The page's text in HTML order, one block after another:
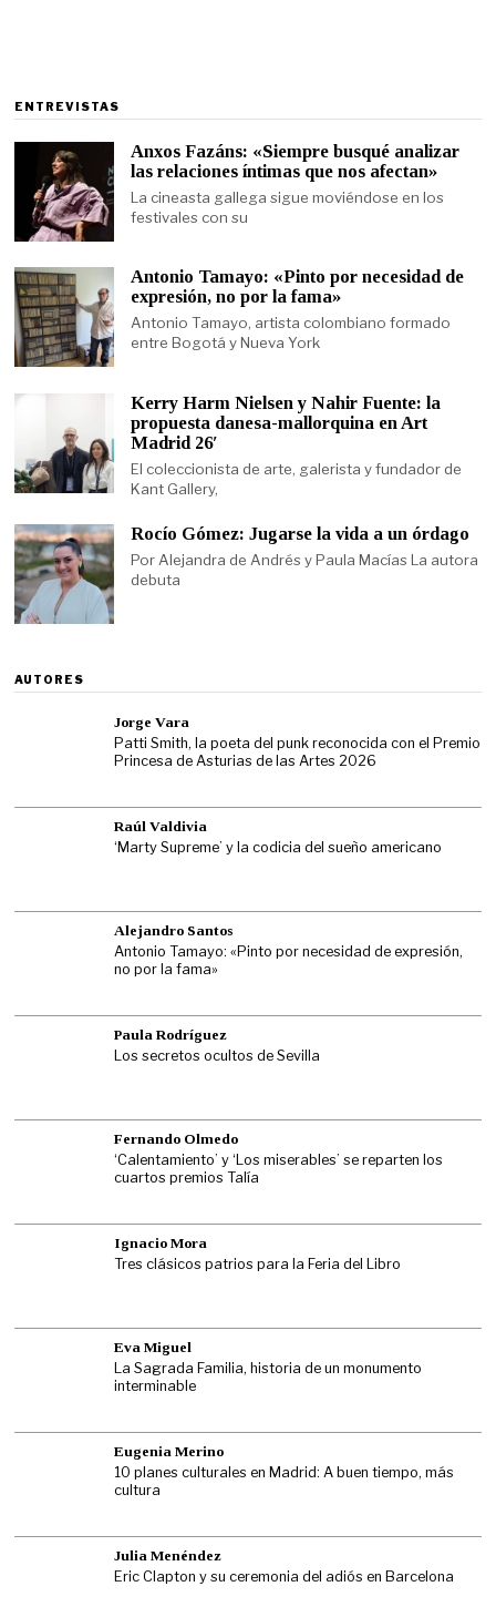
ENTREVISTAS
Anxos Fazáns: «Siempre busqué analizar
las relaciones íntimas que nos afectan»
La cineasta gallega sigue moviéndose en los
festivales con su
Antonio Tamayo: «Pinto por necesidad de
expresión, no por la fama»
Antonio Tamayo, artista colombiano formado
entre Bogotá y Nueva York
Kerry Harm Nielsen y Nahir Fuente: la
propuesta danesa-mallorquina en Art
Madrid 26′
El coleccionista de arte, galerista y fundador de
Kant Gallery,
Rocío Gómez: Jugarse la vida a un órdago
Por Alejandra de Andrés y Paula Macías La autora
debuta
AUTORES
Jorge Vara
Patti Smith, la poeta del punk reconocida con el Premio
Princesa de Asturias de las Artes 2026
Raúl Valdivia
‘Marty Supreme’ y la codicia del sueño americano
Alejandro Santos
Antonio Tamayo: «Pinto por necesidad de expresión,
no por la fama»
Paula Rodríguez
Los secretos ocultos de Sevilla
Fernando Olmedo
‘Calentamiento’ y ‘Los miserables’ se reparten los
cuartos premios Talía
Ignacio Mora
Tres clásicos patrios para la Feria del Libro
Eva Miguel
La Sagrada Familia, historia de un monumento
interminable
Eugenia Merino
10 planes culturales en Madrid: A buen tiempo, más
cultura
Julia Menéndez
Eric Clapton y su ceremonia del adiós en Barcelona